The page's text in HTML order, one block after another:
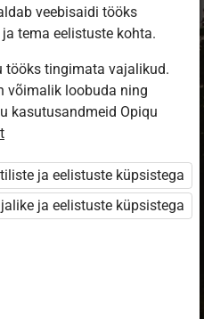
tuvastada
Stuudium
HarID
veebisaidi tööks
tema eelistuste kohta.
tööks tingimata vajalikud.
võimalik loobuda ning
kasutusandmeid Opiqu
ja eelistuste küpsistega
ja eelistuste küpsistega